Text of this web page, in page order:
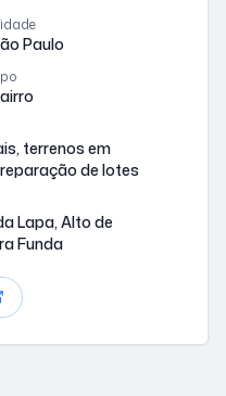
Paulo
terrenos em
de lotes
Lapa, Alto de
Funda